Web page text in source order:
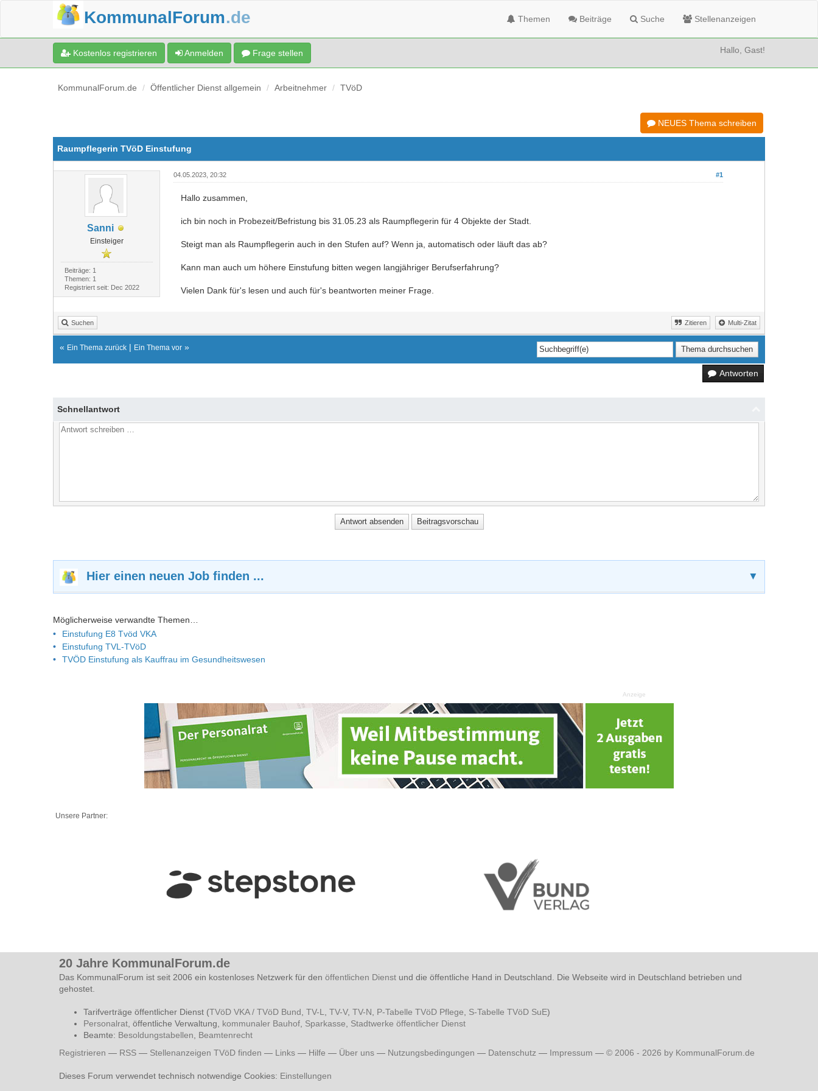
KommunalForum.de Themen Beiträge Suche Stellenanzeigen
Kostenlos registrieren Anmelden Frage stellen Hallo, Gast!
KommunalForum.de Öffentlicher Dienst allgemein Arbeitnehmer TVöD
NEUES Thema schreiben
Raumpflegerin TVöD Einstufung
Sanni
Einsteiger
Beiträge: 1
Themen: 1
Registriert seit: Dec 2022
#1
04.05.2023, 20:32
Hallo zusammen,
ich bin noch in Probezeit/Befristung bis 31.05.23 als Raumpflegerin für 4 Objekte der Stadt.
Steigt man als Raumpflegerin auch in den Stufen auf? Wenn ja, automatisch oder läuft das ab?
Kann man auch um höhere Einstufung bitten wegen langjähriger Berufserfahrung?
Vielen Dank für's lesen und auch für's beantworten meiner Frage.
Suchen Zitieren Multi-Zitat
« Ein Thema zurück | Ein Thema vor »
Antworten
Schnellantwort
Hier einen neuen Job finden ... ▼
Möglicherweise verwandte Themen…
Einstufung E8 Tvöd VKA
Einstufung TVL-TVöD
TVÖD Einstufung als Kauffrau im Gesundheitswesen
Anzeige
Unsere Partner:
20 Jahre KommunalForum.de
Das KommunalForum ist seit 2006 ein kostenloses Netzwerk für den öffentlichen Dienst und die öffentliche Hand in Deutschland. Die Webseite wird in Deutschland betrieben und
gehostet.
Tarifverträge öffentlicher Dienst (TVöD VKA / TVöD Bund TV-L TV-V, TV-N P-Tabelle TVöD Pflege S-Tabelle TVöD SuE)
Personalrat , öffentliche Verwaltung, kommunaler Bauhof Sparkasse
Stadtwerke öffentlicher Dienst
Beamte: Besoldungstabellen
Beamtenrecht
Registrieren — RSS — Stellenanzeigen TVöD finden — Links — Hilfe — Über uns — Nutzungsbedingungen — Datenschutz — Impressum — © 2006 - 2026 by KommunalForum.de
Dieses Forum verwendet technisch notwendige Cookies: Einstellungen